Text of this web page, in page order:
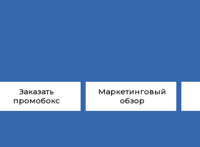
Заказать
промобокс
Маркетинговый
обзор